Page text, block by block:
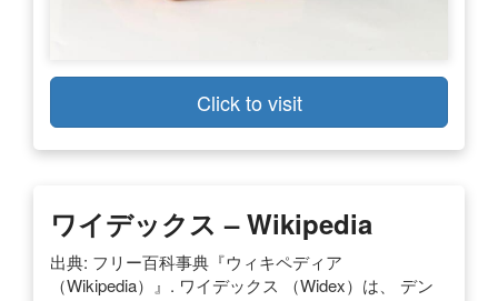
Click to visit
ワイデックス – Wikipedia
出典: フリー百科事典『ウィキペディア
（Wikipedia）』. ワイデックス （Widex）は、 デン